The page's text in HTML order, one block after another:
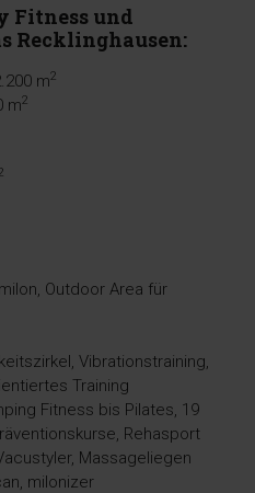
Fitness und
Recklinghausen:
m2
m2
Outdoor Area für
Vibrationstraining,
Training
Fitness bis Pilates, 19
Rehasport
Massageliegen
milonizer